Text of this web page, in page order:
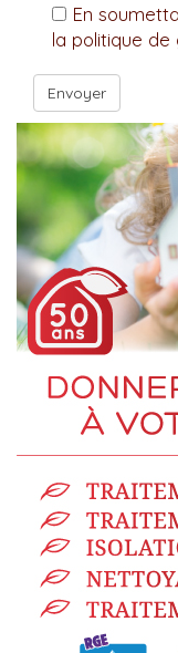
En
la politique de